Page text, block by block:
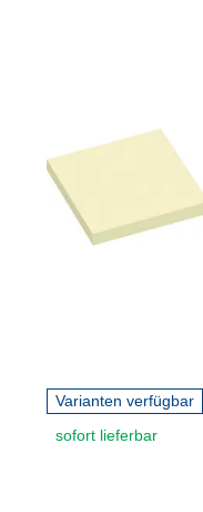
Varianten verfügbar
sofort lieferbar